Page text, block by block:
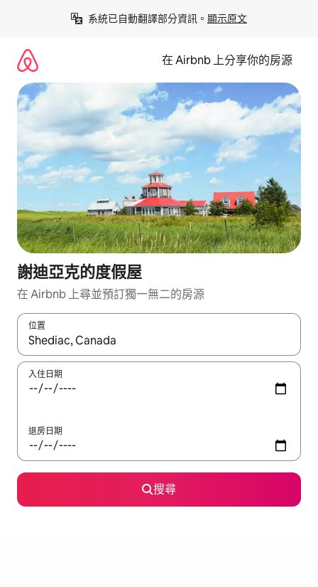
系統已自動翻譯部分資訊。 顯示原文
在 Airbnb 上分享你的房源
謝迪亞克的度假屋
在 Airbnb 上尋並預訂獨一無二的房源
位置
如有搜尋結果，瀏覽內容時請使用上下箭頭，或輕點、滑動裝置。
入住日期
退房日期
搜尋